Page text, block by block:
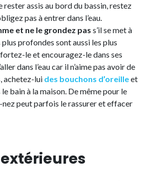
rester assis au bord du bassin, restez
pas à entrer dans l’eau.
et ne le grondez pas s’il se met à
plus profondes sont aussi les plus
le et encouragez-le dans ses
dans l’eau car il n’aime pas avoir de
achetez-lui des bouchons d’oreilleet
bain à la maison. De même pour le
nez peut parfois le rassurer et effacer